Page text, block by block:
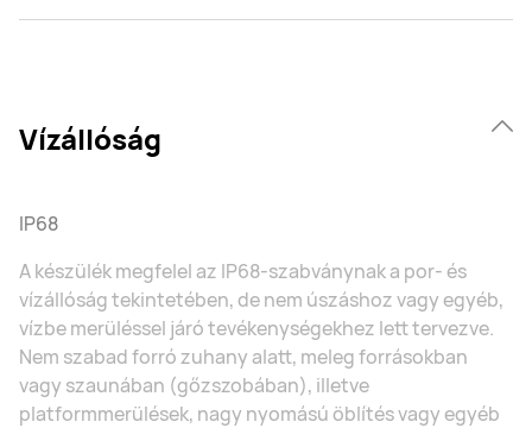
Vízállóság
IP68
A készülék megfelel az IP68-szabványnak a por- és
vízállóság tekintetében, de nem úszáshoz vagy egyéb,
vízbe merüléssel járó tevékenységekhez lett tervezve.
Nem szabad forró zuhany alatt, meleg forrásokban
vagy szaunában (gőzszobában), illetve
platformmerülések, nagy nyomású öblítés vagy egyéb